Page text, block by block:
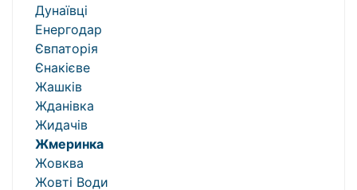
Дунаївці
Енергодар
Євпаторія
Єнакієве
Жашків
Жданівка
Жидачів
Жмеринка
Жовква
Жовті Води